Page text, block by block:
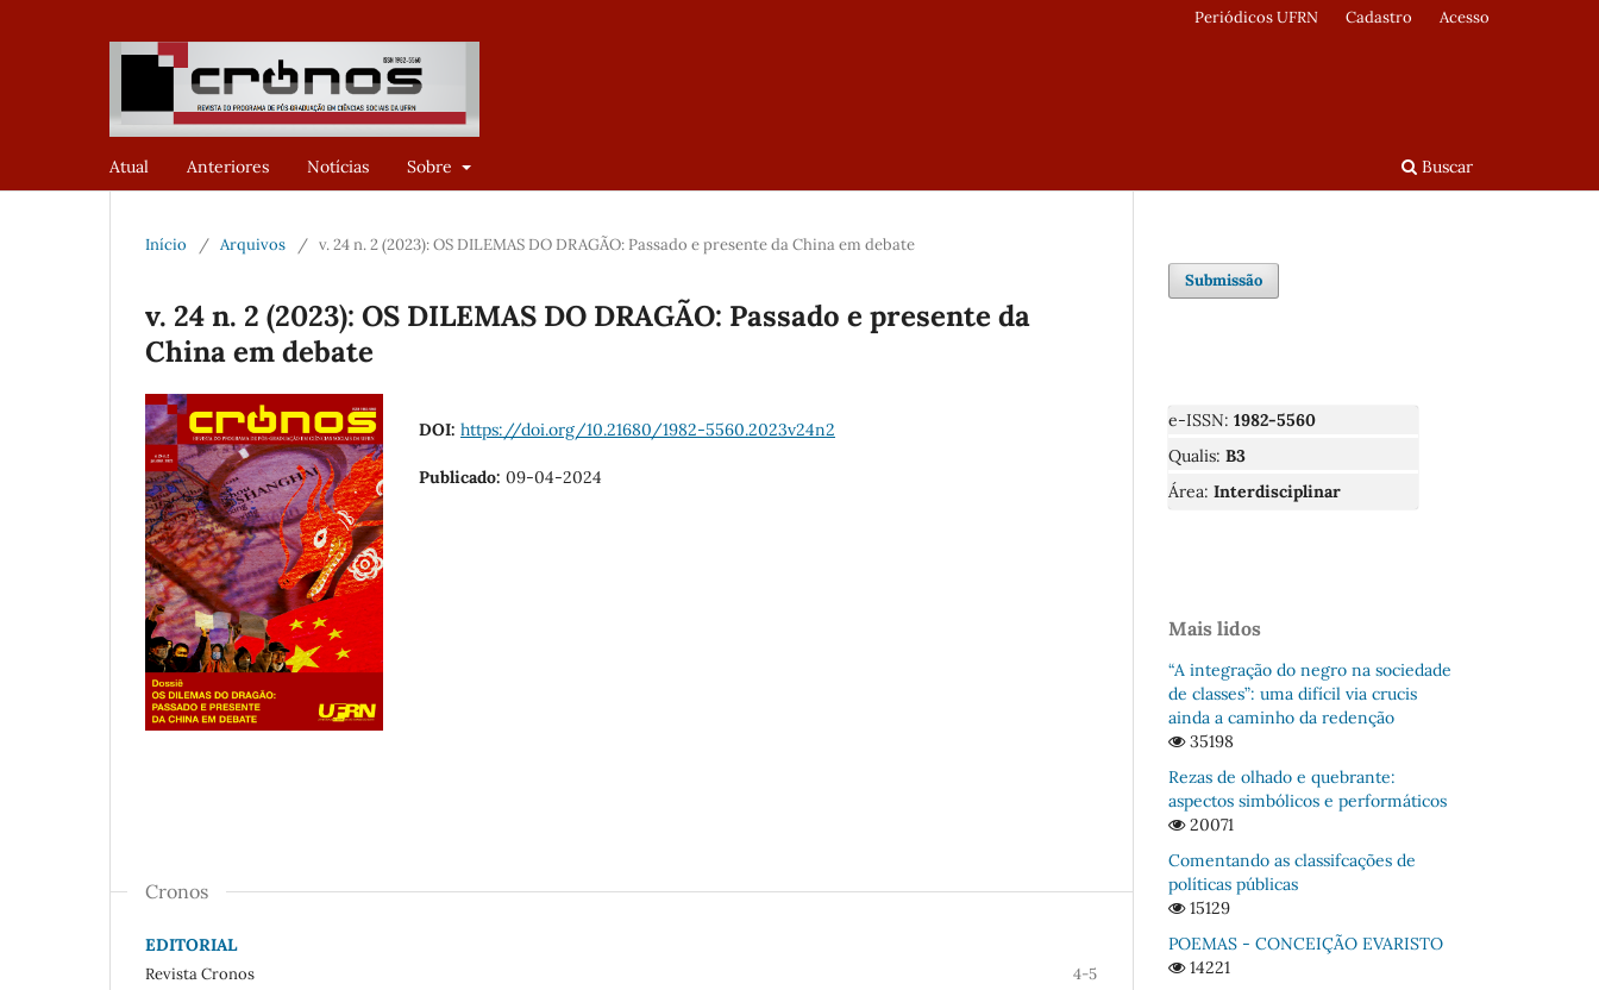
Atual Anteriores Notícias Sobre Buscar
Periódicos UFRN Cadastro Acesso
Início / Arquivos / v. 24 n. 2 (2023): OS DILEMAS DO DRAGÃO: Passado e presente da China em debate
v. 24 n. 2 (2023): OS DILEMAS DO DRAGÃO: Passado e presente da
China em debate
DOI: https://doi.org/10.21680/1982-5560.2023v24n2
Publicado: 09-04-2024
Cronos
EDITORIAL
Revista Cronos 4-5
Submissão
e-ISSN: 1982-5560
Qualis: B3
Área: Interdisciplinar
Mais lidos
“A integração do negro na sociedade
de classes”: uma difícil via crucis
ainda a caminho da redenção
35198
Rezas de olhado e quebrante:
aspectos simbólicos e performáticos
20071
Comentando as classifcações de
políticas públicas
15129
POEMAS - CONCEIÇÃO EVARISTO
14221